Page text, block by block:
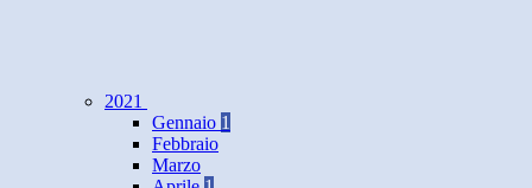
2021
Gennaio 1
Febbraio
Marzo